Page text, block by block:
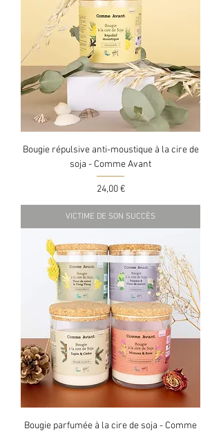
Bougie répulsive anti-moustique à la cire de
soja - Comme Avant
Prix
24,00 €
VICTIME DE SON SUCCÈS
Bougie parfumée à la cire de soja - Comme